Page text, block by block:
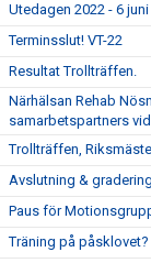
Utedagen 2022 - 6 juni
Terminsslut! VT-22
Resultat Trollträffen.
Närhälsan Rehab
samarbetspartners
Trollträffen,
Avslutning &
Paus för
Träning på påsklovet?